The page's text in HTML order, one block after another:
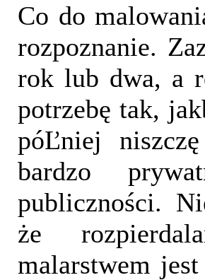
Co do
rozpoznanie.
rok lub dwa, a
potrzebę tak,
póĽniej
bardzo
publiczności.
że
malarstwem